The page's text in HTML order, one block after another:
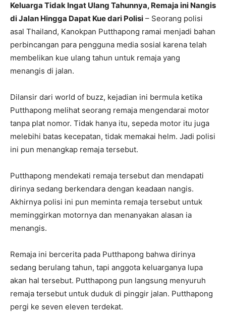
Keluarga Tidak Ingat Ulang Tahunnya, Remaja ini Nangis
di Jalan Hingga Dapat Kue dari Polisi – Seorang polisi
asal Thailand, Kanokpan Putthapong ramai menjadi bahan
perbincangan para pengguna media sosial karena telah
membelikan kue ulang tahun untuk remaja yang
menangis di jalan.
Dilansir dari world of buzz, kejadian ini bermula ketika
Putthapong melihat seorang remaja mengendarai motor
tanpa plat nomor. Tidak hanya itu, sepeda motor itu juga
melebihi batas kecepatan, tidak memakai helm. Jadi polisi
ini pun menangkap remaja tersebut.
Putthapong mendekati remaja tersebut dan mendapati
dirinya sedang berkendara dengan keadaan nangis.
Akhirnya polisi ini pun meminta remaja tersebut untuk
meminggirkan motornya dan menanyakan alasan ia
menangis.
Remaja ini bercerita pada Putthapong bahwa dirinya
sedang berulang tahun, tapi anggota keluarganya lupa
akan hal tersebut. Putthapong pun langsung menyuruh
remaja tersebut untuk duduk di pinggir jalan. Putthapong
pergi ke seven eleven terdekat.